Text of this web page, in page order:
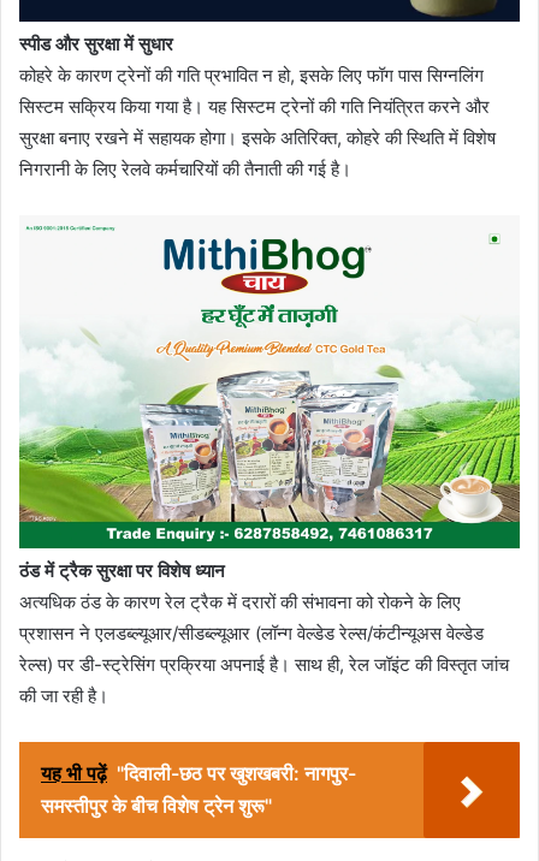
स्पीड और सुरक्षा में सुधार
कोहरे के कारण ट्रेनों की गति प्रभावित न हो, इसके लिए फॉग पास सिग्नलिंग
सिस्टम सक्रिय किया गया है। यह सिस्टम ट्रेनों की गति नियंत्रित करने और
सुरक्षा बनाए रखने में सहायक होगा। इसके अतिरिक्त, कोहरे की स्थिति में विशेष
निगरानी के लिए रेलवे कर्मचारियों की तैनाती की गई है।
ठंड में ट्रैक सुरक्षा पर विशेष ध्यान
अत्यधिक ठंड के कारण रेल ट्रैक में दरारों की संभावना को रोकने के लिए
प्रशासन ने एलडब्ल्यूआर/सीडब्ल्यूआर (लॉन्ग वेल्डेड रेल्स/कंटीन्यूअस वेल्डेड
रेल्स) पर डी-स्ट्रेसिंग प्रक्रिया अपनाई है। साथ ही, रेल जॉइंट की विस्तृत जांच
की जा रही है।
यह भी पढ़ें "दिवाली-छठ पर खुशखबरी: नागपुर-
समस्तीपुर के बीच विशेष ट्रेन शुरू"